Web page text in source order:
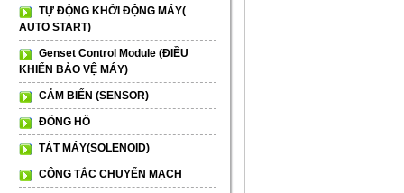
TỰ ĐỘNG KHỞI ĐỘNG MÁY(
AUTO START)
Genset Control Module (ĐIỀU
KHIỂN BẢO VỆ MÁY)
CẢM BIẾN (SENSOR)
ĐỒNG HỒ
TẮT MÁY(SOLENOID)
CÔNG TẮC CHUYỂN MẠCH